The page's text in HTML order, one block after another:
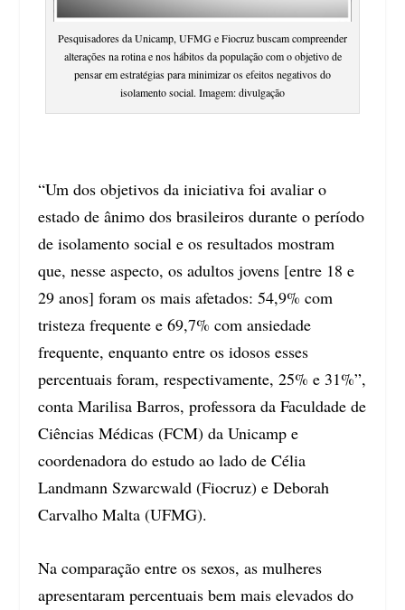
Pesquisadores da Unicamp, UFMG e Fiocruz buscam compreender
alterações na rotina e nos hábitos da população com o objetivo de
pensar em estratégias para minimizar os efeitos negativos do
isolamento social. Imagem: divulgação
“Um dos objetivos da iniciativa foi avaliar o
estado de ânimo dos brasileiros durante o período
de isolamento social e os resultados mostram
que, nesse aspecto, os adultos jovens [entre 18 e
29 anos] foram os mais afetados: 54,9% com
tristeza frequente e 69,7% com ansiedade
frequente, enquanto entre os idosos esses
percentuais foram, respectivamente, 25% e 31%”,
conta Marilisa Barros, professora da Faculdade de
Ciências Médicas (FCM) da Unicamp e
coordenadora do estudo ao lado de Célia
Landmann Szwarcwald (Fiocruz) e Deborah
Carvalho Malta (UFMG).
Na comparação entre os sexos, as mulheres
apresentaram percentuais bem mais elevados do